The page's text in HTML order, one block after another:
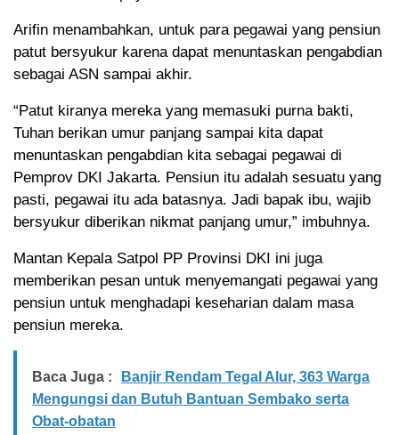
Arifin menambahkan, untuk para pegawai yang pensiun
patut bersyukur karena dapat menuntaskan pengabdian
sebagai ASN sampai akhir.
“Patut kiranya mereka yang memasuki purna bakti,
Tuhan berikan umur panjang sampai kita dapat
menuntaskan pengabdian kita sebagai pegawai di
Pemprov DKI Jakarta. Pensiun itu adalah sesuatu yang
pasti, pegawai itu ada batasnya. Jadi bapak ibu, wajib
bersyukur diberikan nikmat panjang umur,” imbuhnya.
Mantan Kepala Satpol PP Provinsi DKI ini juga
memberikan pesan untuk menyemangati pegawai yang
pensiun untuk menghadapi keseharian dalam masa
pensiun mereka.
Baca Juga :
Banjir Rendam Tegal Alur, 363 Warga
Mengungsi dan Butuh Bantuan Sembako serta
Obat-obatan